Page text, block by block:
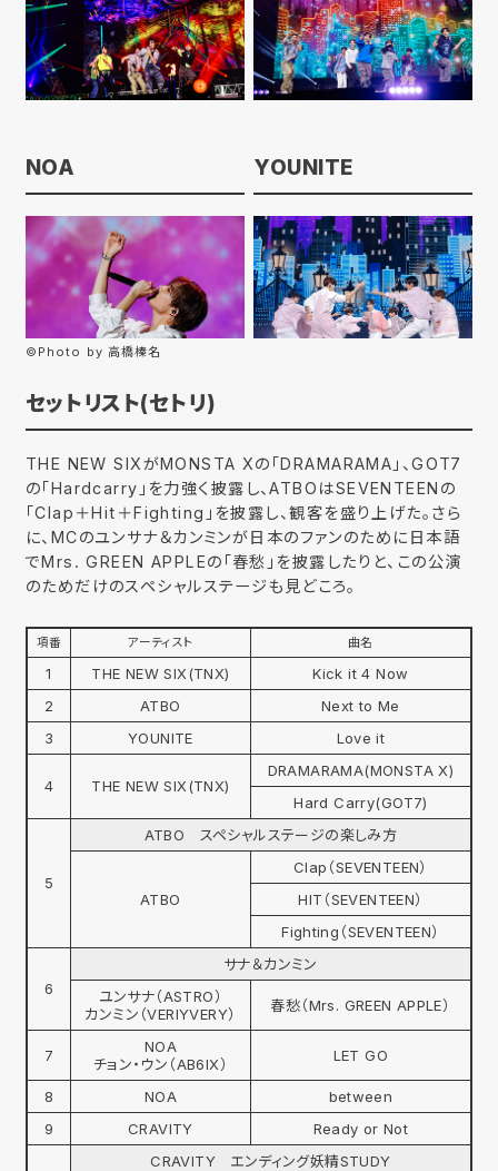
NOA YOUNITE
©Photo by 高橋榛名
セットリスト(セトリ)
THE NEW SIXがMONSTA Xの「DRAMARAMA」、GOT7
の「Hardcarry」を力強く披露し、ATBOはSEVENTEENの
「Clap＋Hit＋Fighting」を披露し、観客を盛り上げた。さら
に、MCのユンサナ＆カンミンが日本のファンのために日本語
でMrs. GREEN APPLEの「春愁」を披露したりと、この公演
のためだけのスペシャルステージも見どころ。
項番 アーティスト 曲名
1 THE NEW SIX(TNX)
Kick it 4 Now
2
ATBO
Next to Me
3
YOUNITE Love it
4 THE NEW SIX(TNX)
DRAMARAMA(MONSTA X)
Hard Carry(GOT7)
5
ATBO スペシャルステージの楽しみ方
ATBO
Clap（SEVENTEEN）
HIT（SEVENTEEN）
Fighting（SEVENTEEN）
6
サナ＆カンミン
ユンサナ（ASTRO）
カンミン（VERIYVERY）
春愁（Mrs. GREEN APPLE）
7
NOA
チョン・ウン（AB6IX）
LET GO
8 NOA
between
9
CRAVITY
Ready or Not
CRAVITY エンディング妖精STUDY